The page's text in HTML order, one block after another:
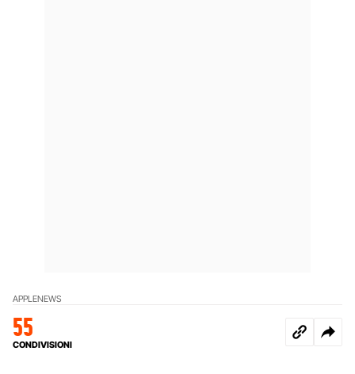
APPLENEWS
55
CONDIVISIONI